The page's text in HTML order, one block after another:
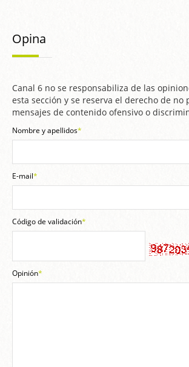
Opina
Canal 6 no se responsabiliza de las
esta sección y se reserva el derecho de no
mensajes de contenido ofensivo o
Nombre y apellidos*
E-mail*
Código de validación*
Opinión*